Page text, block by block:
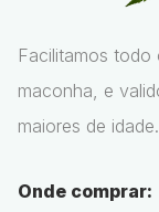
Facilitamos
maconha, e
maiores de idade.
Onde comprar: